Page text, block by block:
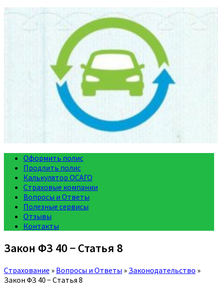
Оформить полис
Продлить полис
Калькулятор ОСАГО
Страховые компании
Вопросы и Ответы
Полезные сервисы
Отзывы
Контакты
Закон ФЗ 40 − Статья 8
Страхование » Вопросы и Ответы » Законодательство »
Закон ФЗ 40 − Статья 8